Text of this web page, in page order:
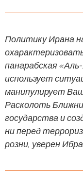
Политику Ирана
панарабская
использует
манипулирует
Расколоть
государства и
ни перед
розни, уверен